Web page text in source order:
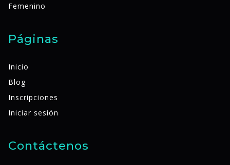
Femenino
Páginas
Inicio
Blog
Inscripciones
Iniciar sesión
Contáctenos